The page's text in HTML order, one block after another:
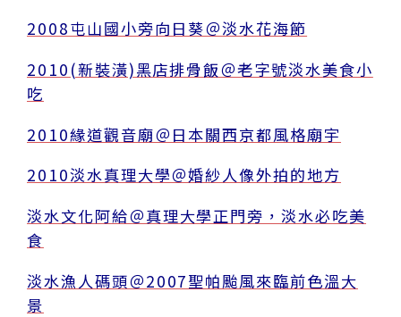
2008屯山國小旁向日葵＠淡水花海節
2010(新裝潢)黑店排骨飯＠老字號淡水美食小
吃
2010緣道觀音廟＠日本關西京都風格廟宇
2010淡水真理大學＠婚紗人像外拍的地方
淡水文化阿給＠真理大學正門旁，淡水必吃美
食
淡水漁人碼頭＠2007聖帕颱風來臨前色溫大
景